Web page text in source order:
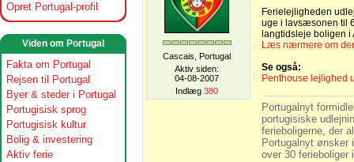
Opret Portugal-profil
Viden om Portugal
Fakta om Portugal
Rejsen til Portugal
Byer & steder i Portugal
Portugisisk sprog
Portugisisk kultur
Bolig & investering
Aktiv ferie
Cascais, Portugal
Aktiv siden:
04-08-2007
Indlæg 380
Ferielejligheden
uge i lavsæsonen til
langtidsleje boligen
Læs nærmere om
Se også:
Penthouse lejlighed
Portugalnyt
portugisiske
ferieboligerne, der
Portugalnyt ønsker
over 30 ferieboliger